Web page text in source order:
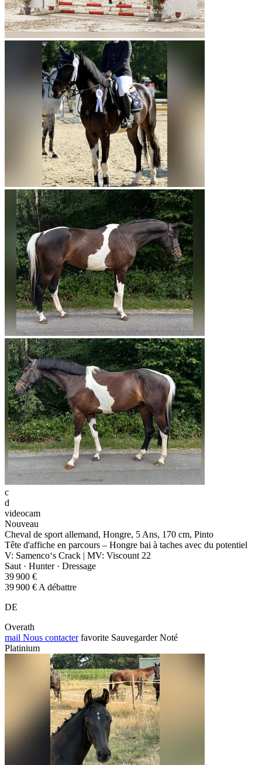
c
d
videocam
Nouveau
Cheval de sport allemand, Hongre, 5 Ans, 170 cm, Pinto
Tête d'affiche en parcours – Hongre bai à taches avec du potentiel
V: Samenco‘s Crack | MV: Viscount 22
Saut · Hunter · Dressage
39 900 €
39 900 € A débattre
DE
Overath
mail Nous contacter favorite Sauvegarder Noté
Platinium